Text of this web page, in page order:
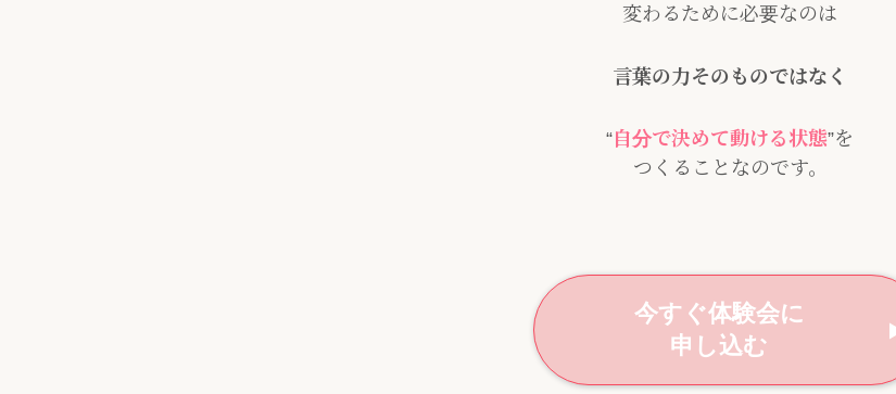
変わるために必要なのは
言葉の力そのものではなく
“ 自分で決めて動ける状態”を
つくることなのです。
今すぐ体験会に
申し込む